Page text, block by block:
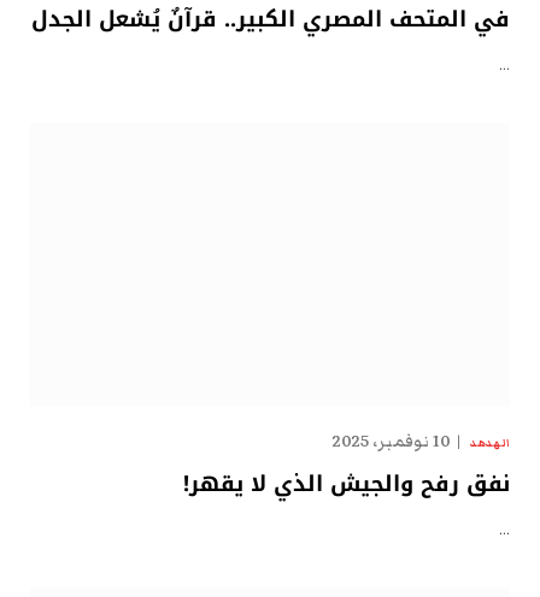
في المتحف المصري الكبير.. قرآنٌ يُشعل الجدل
…
الهدهد 10 نوفمبر، 2025
نفق رفح والجيش الذي لا يقهر!
…